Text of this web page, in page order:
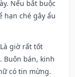
Nếu bắt buộc
hạn ché gây ẩu
Là giờ rất tốt
Buôn bán, kinh
có tin mừng.